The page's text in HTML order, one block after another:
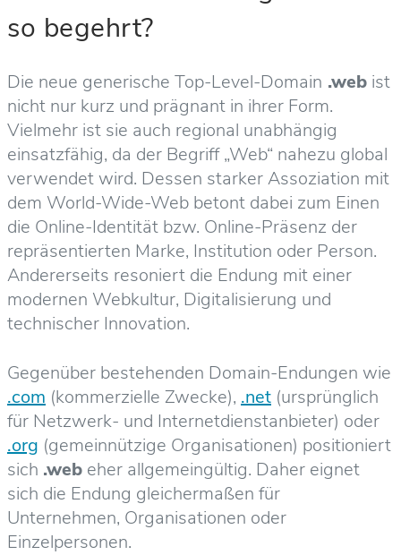
so begehrt?
Die neue generische Top-Level-Domain .web ist
nicht nur kurz und prägnant in ihrer Form.
Vielmehr ist sie auch regional unabhängig
einsatzfähig, da der Begriff „Web“ nahezu global
verwendet wird. Dessen starker Assoziation mit
dem World-Wide-Web betont dabei zum Einen
die Online-Identität bzw. Online-Präsenz der
repräsentierten Marke, Institution oder Person.
Andererseits resoniert die Endung mit einer
modernen Webkultur, Digitalisierung und
technischer Innovation.
Gegenüber bestehenden Domain-Endungen wie
.com (kommerzielle Zwecke), .net (ursprünglich
für Netzwerk- und Internetdienstanbieter) oder
.org (gemeinnützige Organisationen) positioniert
sich .web eher allgemeingültig. Daher eignet
sich die Endung gleichermaßen für
Unternehmen, Organisationen oder
Einzelpersonen.